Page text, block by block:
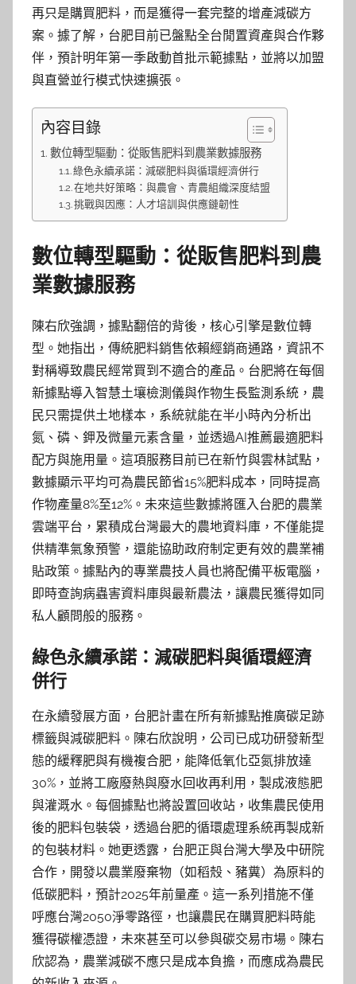
再只是購買肥料，而是獲得一套完整的增產減碳方
案。據了解，台肥目前已盤點全台閒置資產與合作夥
伴，預計明年第一季啟動首批示範據點，並將以加盟
與直營並行模式快速擴張。
內容目錄
數位轉型驅動：從販售肥料到農業數據服務
綠色永續承諾：減碳肥料與循環經濟併行
在地共好策略：與農會、青農組織深度結盟
挑戰與因應：人才培訓與供應鏈韌性
數位轉型驅動：從販售肥料到農
業數據服務
陳右欣強調，據點翻倍的背後，核心引擎是數位轉
型。她指出，傳統肥料銷售依賴經銷商通路，資訊不
對稱導致農民經常買到不適合的產品。台肥將在每個
新據點導入智慧土壤檢測儀與作物生長監測系統，農
民只需提供土地樣本，系統就能在半小時內分析出
氮、磷、鉀及微量元素含量，並透過AI推薦最適肥料
配方與施用量。這項服務目前已在新竹與雲林試點，
數據顯示平均可為農民節省15%肥料成本，同時提高
作物產量8%至12%。未來這些數據將匯入台肥的農業
雲端平台，累積成台灣最大的農地資料庫，不僅能提
供精準氣象預警，還能協助政府制定更有效的農業補
貼政策。據點內的專業農技人員也將配備平板電腦，
即時查詢病蟲害資料庫與最新農法，讓農民獲得如同
私人顧問般的服務。
綠色永續承諾：減碳肥料與循環經濟
併行
在永續發展方面，台肥計畫在所有新據點推廣碳足跡
標籤與減碳肥料。陳右欣說明，公司已成功研發新型
態的緩釋肥與有機複合肥，能降低氧化亞氮排放達
30%，並將工廠廢熱與廢水回收再利用，製成液態肥
與灌溉水。每個據點也將設置回收站，收集農民使用
後的肥料包裝袋，透過台肥的循環處理系統再製成新
的包裝材料。她更透露，台肥正與台灣大學及中研院
合作，開發以農業廢棄物（如稻殼、豬糞）為原料的
低碳肥料，預計2025年前量產。這一系列措施不僅
呼應台灣2050淨零路徑，也讓農民在購買肥料時能
獲得碳權憑證，未來甚至可以參與碳交易市場。陳右
欣認為，農業減碳不應只是成本負擔，而應成為農民